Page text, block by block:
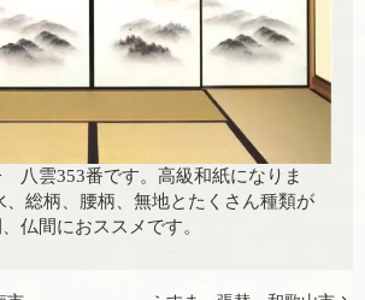
八雲353番です。高級和紙になりま
、総柄、腰柄、無地とたくさん種類が
仏間におススメです。